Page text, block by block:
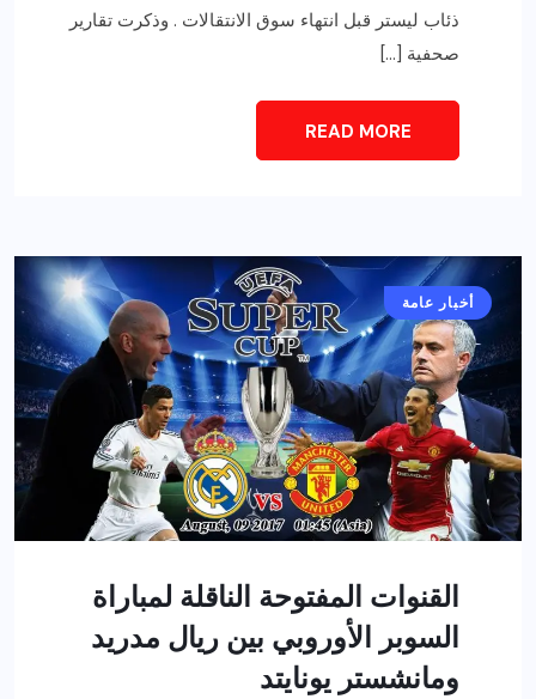
ذئاب ليستر قبل انتهاء سوق الانتقالات . وذكرت تقارير
صحفية […]
READ MORE
أخبار عامة
القنوات المفتوحة الناقلة لمباراة
السوبر الأوروبي بين ريال مدريد
ومانشستر يونايتد